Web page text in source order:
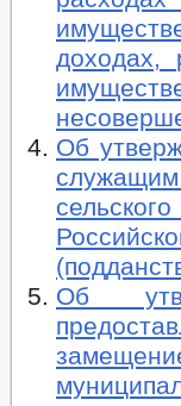
доходах,
Об
Об